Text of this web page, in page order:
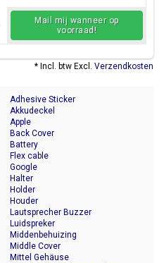
Mail mij wanneer op
voorraad!
* Incl. btw Excl. Verzendkosten
Adhesive Sticker
Akkudeckel
Apple
Back Cover
Battery
Flex cable
Google
Halter
Holder
Houder
Lautsprecher Buzzer
Luidspreker
Middenbehuizing
Middle Cover
Mittel Gehäuse